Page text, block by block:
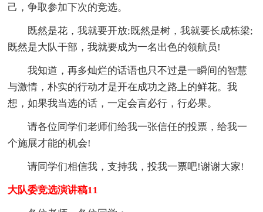
己，争取参加下次的竞选。
既然是花，我就要开放;既然是树，我就要长成栋梁;
既然是大队干部，我就要成为一名出色的领航员!
我知道，再多灿烂的话语也只不过是一瞬间的智慧
与激情，朴实的行动才是开在成功之路上的鲜花。我
想，如果我当选的话，一定会言必行，行必果。
请各位同学们老师们给我一张信任的投票，给我一
个施展才能的机会!
请同学们相信我，支持我，投我一票吧!谢谢大家!
大队委竞选演讲稿11